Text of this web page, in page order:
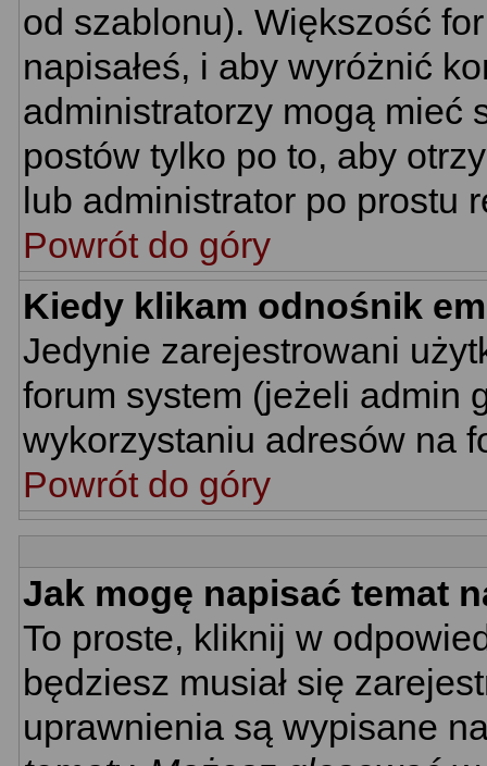
od szablonu). Większość
napisałeś, i aby wyróżnić
administratorzy mogą mieć
postów tylko po to, aby
lub administrator po prostu
Powrót do góry
Kiedy klikam odnośnik
Jedynie zarejestrowani
forum system (jeżeli admin
wykorzystaniu adresów na
Powrót do góry
Jak mogę napisać temat
To proste, kliknij w
będziesz musiał się
uprawnienia są wypisane